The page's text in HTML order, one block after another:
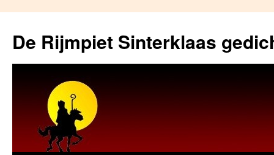
content
De Rijmpiet Sinterklaas